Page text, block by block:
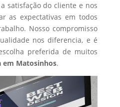
satisfação do cliente e nos
as expectativas em todos
Nosso compromisso
nos diferencia, e é
preferida de muitos
em Matosinhos.